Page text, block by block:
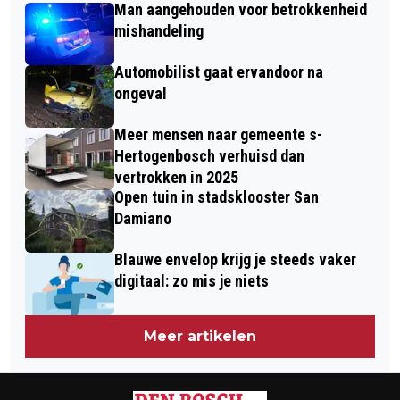
EN OPZEGGINGSMOGELIJKHEID NIET
ZOMAAR OPZEGBAAR
Man aangehouden voor betrokkenheid
mishandeling
Automobilist gaat ervandoor na
ongeval
Meer mensen naar gemeente s-
Hertogenbosch verhuisd dan
vertrokken in 2025
Open tuin in stadsklooster San
Damiano
Blauwe envelop krijg je steeds vaker
digitaal: zo mis je niets
Meer artikelen